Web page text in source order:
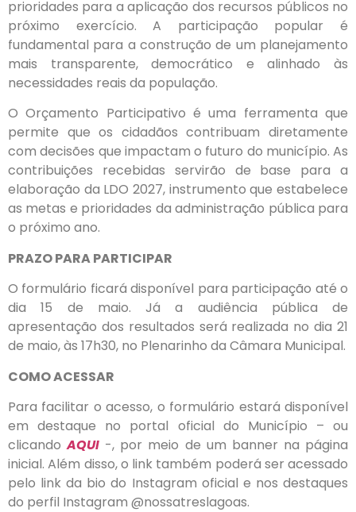
prioridades para a aplicação dos recursos públicos no
próximo exercício. A participação popular é
fundamental para a construção de um planejamento
mais transparente, democrático e alinhado às
necessidades reais da população.
O Orçamento Participativo é uma ferramenta que
permite que os cidadãos contribuam diretamente
com decisões que impactam o futuro do município. As
contribuições recebidas servirão de base para a
elaboração da LDO 2027, instrumento que estabelece
as metas e prioridades da administração pública para
o próximo ano.
PRAZO PARA PARTICIPAR
O formulário ficará disponível para participação até o
dia 15 de maio. Já a audiência pública de
apresentação dos resultados será realizada no dia 21
de maio, às 17h30, no Plenarinho da Câmara Municipal.
COMO ACESSAR
Para facilitar o acesso, o formulário estará disponível
em destaque no portal oficial do Município – ou
clicandoAQUI -, por meio de um banner na página
inicial. Além disso, o link também poderá ser acessado
pelo link da bio do Instagram oficial e nos destaques
do perfil Instagram @nossatreslagoas.